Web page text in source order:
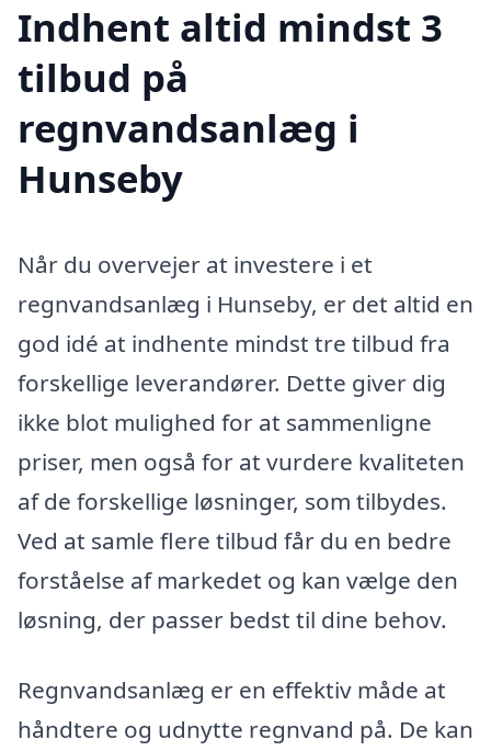
Indhent altid mindst 3
tilbud på
regnvandsanlæg i
Hunseby
Når du overvejer at investere i et
regnvandsanlæg i Hunseby, er det altid en
god idé at indhente mindst tre tilbud fra
forskellige leverandører. Dette giver dig
ikke blot mulighed for at sammenligne
priser, men også for at vurdere kvaliteten
af de forskellige løsninger, som tilbydes.
Ved at samle flere tilbud får du en bedre
forståelse af markedet og kan vælge den
løsning, der passer bedst til dine behov.
Regnvandsanlæg er en effektiv måde at
håndtere og udnytte regnvand på. De kan